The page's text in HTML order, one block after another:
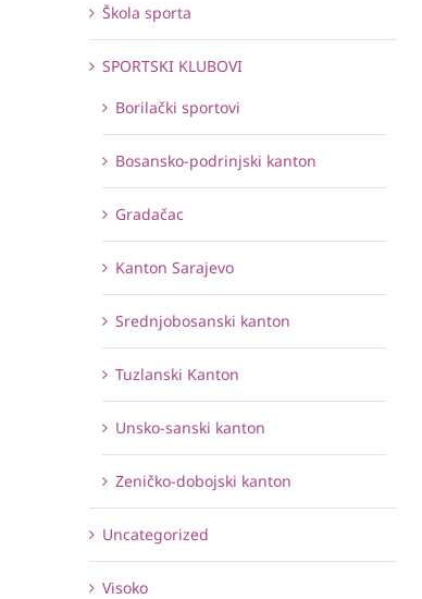
Škola sporta
SPORTSKI KLUBOVI
Borilački sportovi
Bosansko-podrinjski kanton
Gradačac
Kanton Sarajevo
Srednjobosanski kanton
Tuzlanski Kanton
Unsko-sanski kanton
Zeničko-dobojski kanton
Uncategorized
Visoko